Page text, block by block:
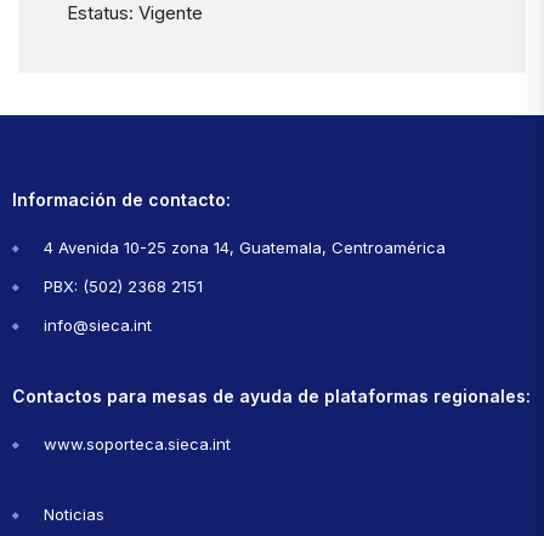
Estatus: Vigente
Información de contacto:
4 Avenida 10-25 zona 14, Guatemala, Centroamérica
PBX: (502) 2368 2151
info@sieca.int
Contactos para mesas de ayuda de plataformas regionales:
www.soporteca.sieca.int
Noticias